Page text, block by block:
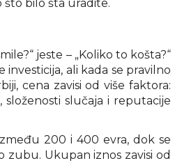
bilo šta uradite.
jeste – „Koliko to košta?“
ali kada se pravilno
cena zavisi od više faktora:
slučaja i reputacije
200 i 400 evra, dok se
Ukupan iznos zavisi od